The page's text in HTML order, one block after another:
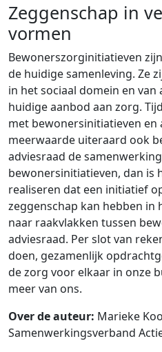
Zeggenschap in
vormen
Bewonerszorginitiatieven
de huidige samenleving. Ze
in het sociaal domein en
huidige aanbod aan zorg.
met bewonersinitiatieven en
meerwaarde uiteraard ook
adviesraad de
bewonersinitiatieven, dan is
realiseren dat een initiatief
zeggenschap kan hebben in
naar raakvlakken tussen
adviesraad. Per slot van
doen, gezamenlijk
de zorg voor elkaar in onze
meer van ons.
Over de auteur: Marieke
Samenwerkingsverband